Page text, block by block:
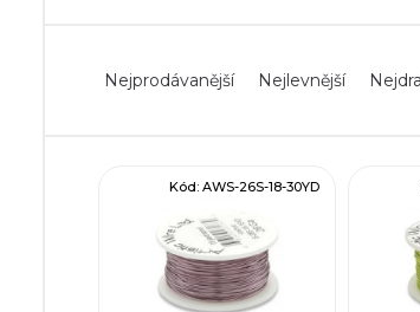
Nejprodávanější Nejlevnější
Kód: AWS-26S-18-30YD